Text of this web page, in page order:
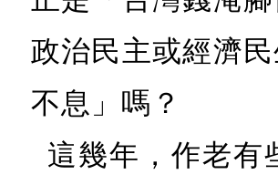
政治民主或經濟
不息」嗎？
這幾年，作老有